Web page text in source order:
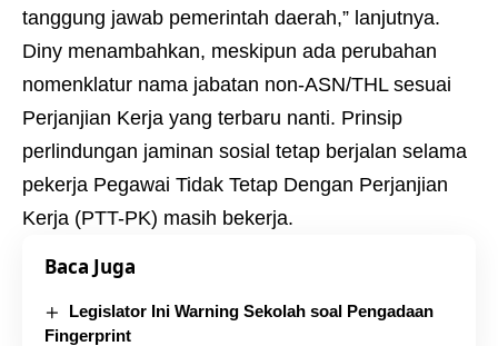
tanggung jawab pemerintah daerah,” lanjutnya.
Diny menambahkan, meskipun ada perubahan
nomenklatur nama jabatan non-ASN/THL sesuai
Perjanjian Kerja yang terbaru nanti. Prinsip
perlindungan jaminan sosial tetap berjalan selama
pekerja Pegawai Tidak Tetap Dengan Perjanjian
Kerja (PTT-PK) masih bekerja.
Baca Juga
Legislator Ini Warning Sekolah soal Pengadaan
Fingerprint